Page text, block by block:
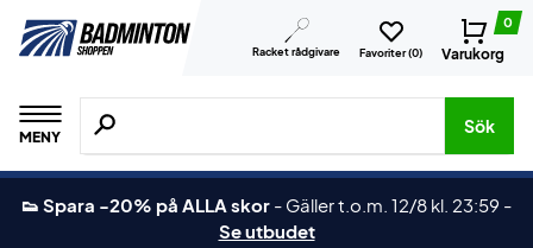
Racket rådgivare Favoriter (0)
0
Varukorg
MENY
Sök efter produkter, märken osv.
Sök
👟 Spara -20% på ALLA skor - Gäller t.o.m. 12/8 kl. 23:59 -
Se utbudet